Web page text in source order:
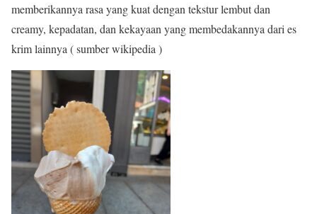
memberikannya rasa yang kuat dengan tekstur lembut dan
creamy, kepadatan, dan kekayaan yang membedakannya dari es
krim lainnya ( sumber wikipedia )